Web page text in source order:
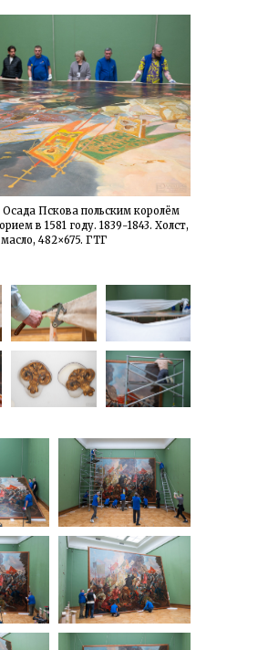
Пскова польским королём
в 1581 году. 1839-1843. Холст,
масло, 482×675. ГТГ